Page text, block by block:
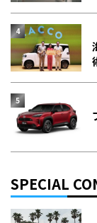
SPECIAL